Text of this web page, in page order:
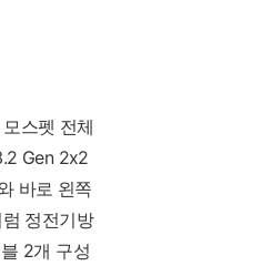
스펫 전체
Gen 2x2
바로 왼쪽
정전기방
2개 구성